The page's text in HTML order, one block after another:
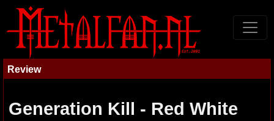
Review
Generation Kill - Red White